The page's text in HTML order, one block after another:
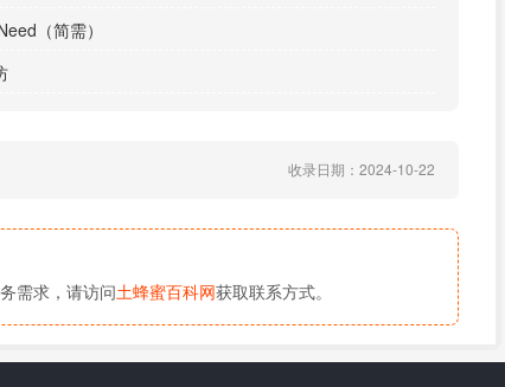
（简需）
收录日期：2024-10-22
需求，请访问土蜂蜜百科网获取联系方式。